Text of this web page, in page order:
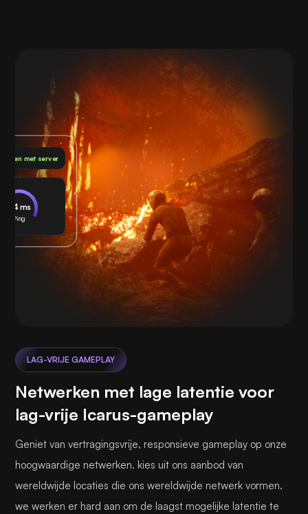
met server
24 ms
Ping
LAG-VRIJE GAMEPLAY
Netwerken met lage latentie voor
lag-vrije Icarus-gameplay
Geniet van vertragingsvrije, responsieve gameplay op onze
hoogwaardige netwerken. kies uit ons aanbod van
wereldwijde locaties die ons wereldwijde netwerk vormen.
we werken er hard aan om de laagst mogelijke latentie te